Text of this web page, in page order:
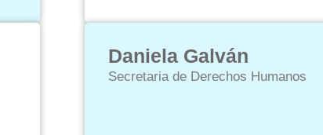
Daniela Galván
Secretaria de Derechos Humanos